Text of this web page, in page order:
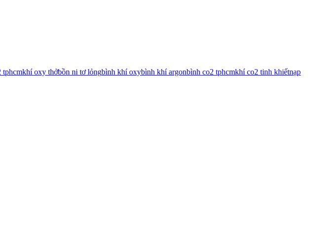
tphcmkhí oxy thởbồn ni tơ lỏngbình khí oxybình khí argonbình co2 tphcmkhí co2 tinh khiếtnạp